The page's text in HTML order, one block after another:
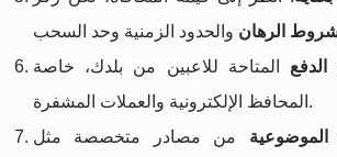
الرهان
المتاحة للاعبين من بلدك، خاصة
المحافظ الإلكترونية والعملات المشفرة.
الموضوعية من مصادر متخصصة مثل